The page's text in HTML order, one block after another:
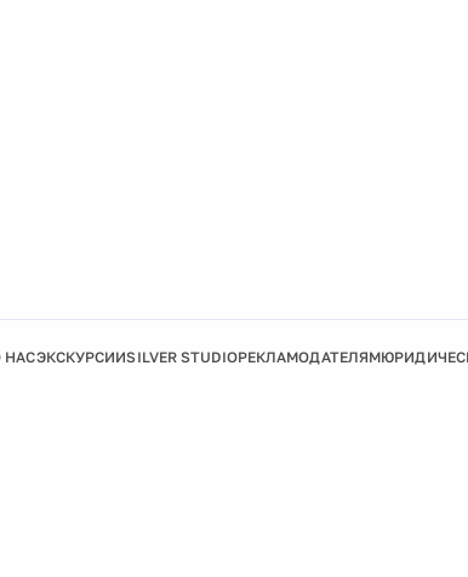
НАСЭКСКУРСИИSILVER STUDIOРЕКЛАМОДАТЕЛЯМ